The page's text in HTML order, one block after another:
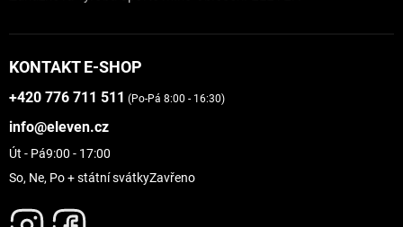
KONTAKT E-SHOP
+420 776 711 511 (Po-Pá 8:00 - 16:30)
info@eleven.cz
Út - Pá9:00 - 17:00
So, Ne, Po + státní svátkyZavřeno